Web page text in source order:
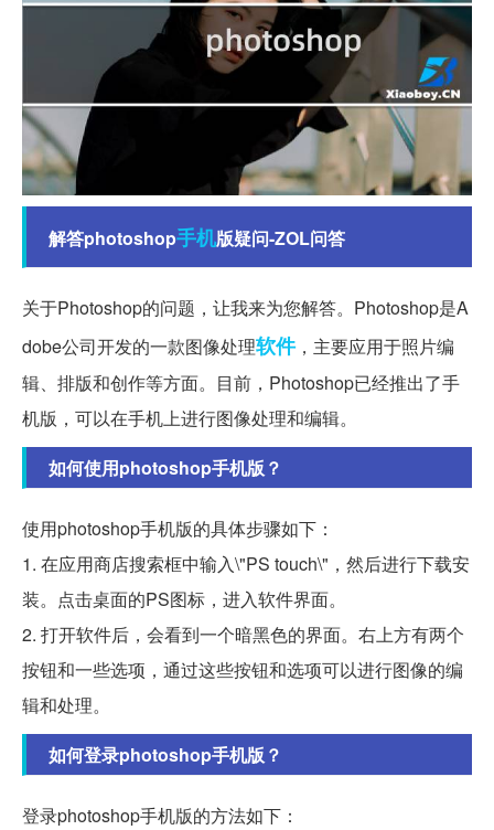
解答photoshop手机版疑问-ZOL问答
关于Photoshop的问题，让我来为您解答。Photoshop是A
dobe公司开发的一款图像处理软件，主要应用于照片编
辑、排版和创作等方面。目前，Photoshop已经推出了手
机版，可以在手机上进行图像处理和编辑。
如何使用photoshop手机版？
使用photoshop手机版的具体步骤如下：
1. 在应用商店搜索框中输入\"PS touch\"，然后进行下载安
装。点击桌面的PS图标，进入软件界面。
2. 打开软件后，会看到一个暗黑色的界面。右上方有两个
按钮和一些选项，通过这些按钮和选项可以进行图像的编
辑和处理。
如何登录photoshop手机版？
登录photoshop手机版的方法如下：